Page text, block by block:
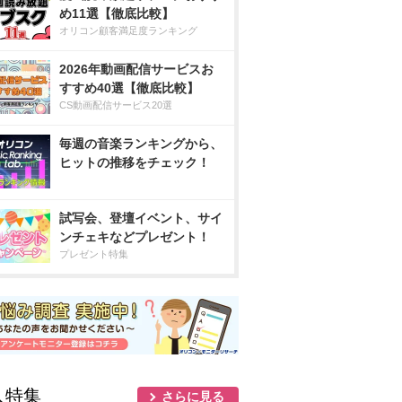
め11選【徹底比較】
オリコン顧客満足度ランキング
2026年動画配信サービスお
すすめ40選【徹底比較】
CS動画配信サービス20選
毎週の音楽ランキングから、
ヒットの推移をチェック！
試写会、登壇イベント、サイ
ンチェキなどプレゼント！
プレゼント特集
特集 さらに見る